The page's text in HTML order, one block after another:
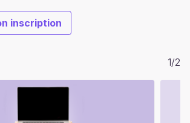
inscription
1/2